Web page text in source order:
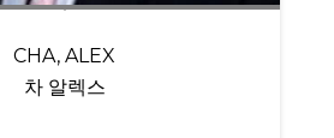
CHA, ALEX
차 알렉스